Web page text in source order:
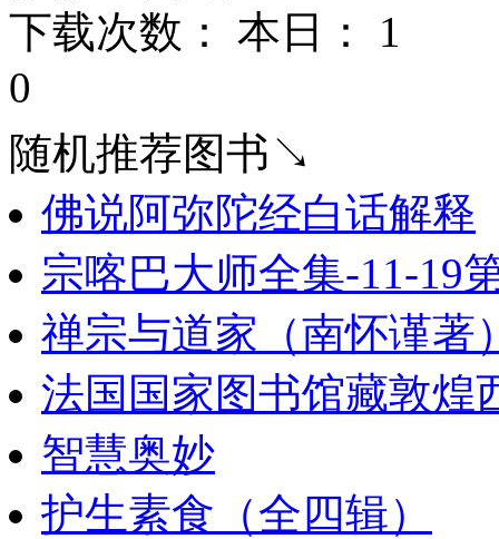
下载次数： 本日： 1
0
随机推荐图书↘
佛说阿弥陀经白话解释
宗喀巴大师全集-11-19
禅宗与道家（南怀谨著
法国国家图书馆藏敦煌
智慧奥妙
护生素食（全四辑）